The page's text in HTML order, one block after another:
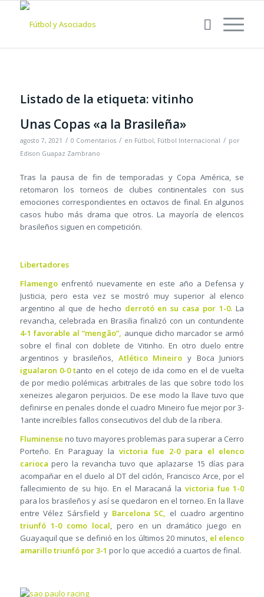
Listado de la etiqueta: vitinho
Unas Copas «a la Brasileña»
agosto 7, 2021 / 0 Comentarios / en Fútbol, Fútbol Internacional / por
Edison Guapaz Zambrano
Tras la pausa de fin de temporadas y Copa América, se
retomaron los torneos de clubes continentales con sus
emociones correspondientes en octavos de final. En algunos
casos hubo más drama que otros. La mayoría de elencos
brasileños siguen en competición.
Libertadores
Flamengoenfrentó nuevamente en este año a Defensa y
Justicia, pero esta vez se mostró muy superior al elenco
argentino al que de hecho derrotó en su casa por 1-0. La
revancha, celebrada en Brasilia finalizó con un contundente
4-1 favorable al “mengão”, aunque dicho marcador se armó
sobre el final con doblete de Vitinho. En otro duelo entre
argentinos y brasileños, Atlético Mineiro y Boca Juniors
igualaron 0-0 tanto en el cotejo de ida como en el de vuelta
de por medio polémicas arbitrales de las que sobre todo los
xeneizes alegaron perjuicios. De ese modo la llave tuvo que
definirse en penales donde el cuadro Mineiro fue mejor por 3-
1ante increíbles fallos consecutivos del club de la ribera.
Fluminense no tuvo mayores problemas para superar a Cerro
Porteño. En Paraguay la victoria fue 2-0 para el elenco
carioca pero la revancha tuvo que aplazarse 15 días para
acompañar en el duelo al DT del ciclón, Francisco Arce, por el
fallecimiento de su hijo. En el Maracaná la victoria fue 1-0
para los brasileños y así se quedaron en el torneo. En la llave
entre Vélez Sársfield y Barcelona SC, el cuadro argentino
triunfó 1-0 como local, pero en un dramático juego en
Guayaquil que se definió en los últimos 20 minutos, el elenco
amarillo triunfó por 3-1 por lo que accedió a cuartos de final.